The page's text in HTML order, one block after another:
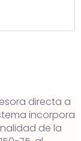
directa a
incorpora
de la